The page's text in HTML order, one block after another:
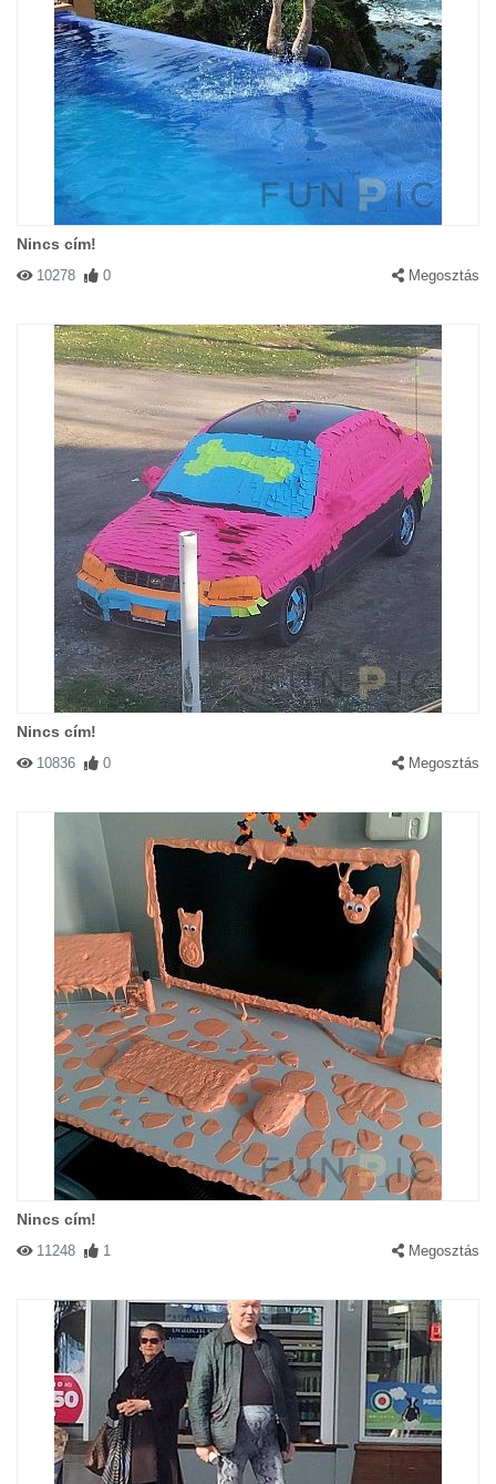
Nincs cím!
10278 0 Megosztás
Nincs cím!
10836 0 Megosztás
Nincs cím!
11248 1 Megosztás